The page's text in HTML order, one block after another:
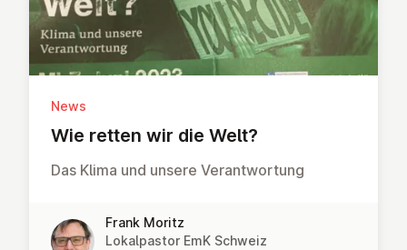
News
Wie retten wir die Welt?
Das Klima und unsere Verantwortung
Frank Moritz
Lokalpastor EmK Schweiz